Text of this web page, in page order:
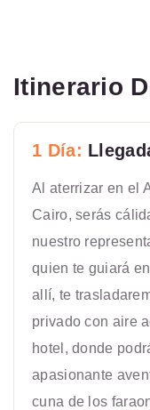
Itinerario
1 Día:
Al aterrizar en el
Cairo, serás
nuestro
quien te guiará
allí, te
privado con aire
hotel, donde
apasionante
cuna de los